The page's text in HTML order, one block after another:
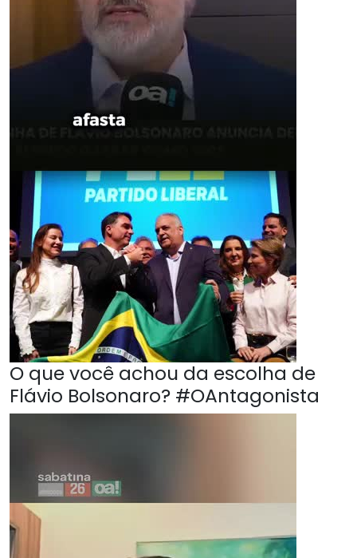
O que você achou da escolha de
Flávio Bolsonaro? #OAntagonista